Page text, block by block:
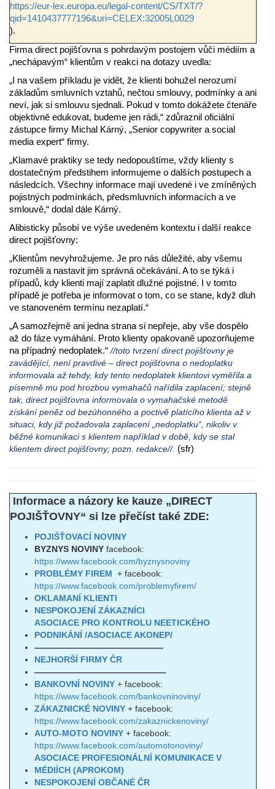
https://eur-lex.europa.eu/legal-content/CS/TXT/?
qid=1410437777196&uri=CELEX:32005L0029
).
Firma direct pojišťovna s pohrdavým postojem vůči médiím a
„nechápavým“ klientům v reakci na dotazy uvedla:
„I na vašem příkladu je vidět, že klienti bohužel nerozumí
základům smluvních vztahů, nečtou smlouvy, podmínky a ani
neví, jak si smlouvu sjednali. Pokud v tomto dokážete čtenáře
objektivně edukovat, budeme jen rádi,“ zdůraznil oficiální
zástupce firmy Michal Kárný, „Senior copywriter a social
media expert“ firmy.
„Klamavé praktiky se tedy nedopouštíme, vždy klienty s
dostatečným předstihem informujeme o dalších postupech a
následcích. Všechny informace mají uvedené i ve zmíněných
pojistných podmínkách, předsmluvních informacích a ve
smlouvě,“ dodal dále Kárný.
Alibisticky působí ve výše uvedeném kontextu i další reakce
direct pojišťovny:
„Klientům nevyhrožujeme. Je pro nás důležité, aby všemu
rozuměli a nastavit jim správná očekávání. A to se týká i
případů, kdy klienti mají zaplatit dlužné pojistné. I v tomto
případě je potřeba je informovat o tom, co se stane, když dluh
ve stanoveném termínu nezaplatí.“
„A samozřejmě ani jedna strana si nepřeje, aby vše dospělo
až do fáze vymáhání. Proto klienty opakovaně upozorňujeme
na případný nedoplatek.“//toto tvrzení direct pojišťovny je
zavádějící, není pravdivé – direct pojišťovna o nedoplatku
informovala až tehdy, kdy tento nedoplatek klientovi vyměřila a
písemně mu pod hrozbou vymahačů nařídila zaplacení; stejně
tak, direct pojišťovna informovala o vymahačské metodě
získání peněz od bezúhonného a poctivě platícího klienta až v
situaci, kdy již požadovala zaplacení „nedoplatku“, nikoliv v
běžné komunikaci s klientem například v době, kdy se stal
klientem direct pojišťovny; pozn. redakce//. (sfr)
Informace a názory ke kauze „DIRECT
POJIŠŤOVNY“ si lze přečíst také ZDE:
POJIŠŤOVACÍ NOVINY
BYZNYS NOVINY facebook:
https://www.facebook.com/byznysnoviny
PROBLÉMY FIREM + facebook:
https://www.facebook.com/problemyfirem/
OKLAMANÍ KLIENTI
NESPOKOJENÍ ZÁKAZNÍCI
ASOCIACE PRO KONTROLU NEETICKÉHO
PODNIKÁNÍ /ASOCIACE AKONEP/
———————————————
NEJHORŠÍ FIRMY ČR
———————————————-
BANKOVNÍ NOVINY + facebook:
https://www.facebook.com/bankovninoviny/
ZÁKAZNICKÉ NOVINY + facebook:
https://www.facebook.com/zakaznickenoviny/
AUTO-MOTO NOVINY + facebook:
https://www.facebook.com/automotonoviny/
ASOCIACE PROFESIONÁLNÍ KOMUNIKACE V
MÉDIÍCH (APROKOM)
NESPOKOJENÍ OBČANÉ ČR